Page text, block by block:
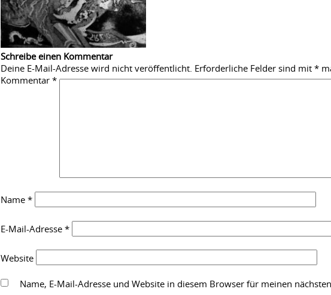
Schreibe einen Kommentar
Deine E-Mail-Adresse wird nicht veröffentlicht. Erforderliche Felder sind mit *
Kommentar *
Name *
E-Mail-Adresse *
Website
Name, E-Mail-Adresse und Website in diesem Browser für meinen